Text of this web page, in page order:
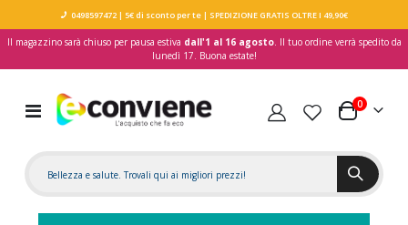
0498597472| 5€ di sconto per te| SPEDIZIONE GRATIS OLTRE I 49,90€
Il magazzino sarà chiuso per pausa estiva dall'1 al 16 agosto. Il tuo ordine verrà spedito da
lunedì 17. Buona estate!
Toggle
Nav
Carrello
0elementi